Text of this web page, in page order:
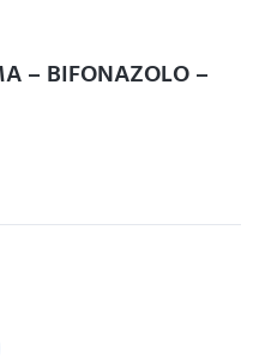
– BIFONAZOLO –